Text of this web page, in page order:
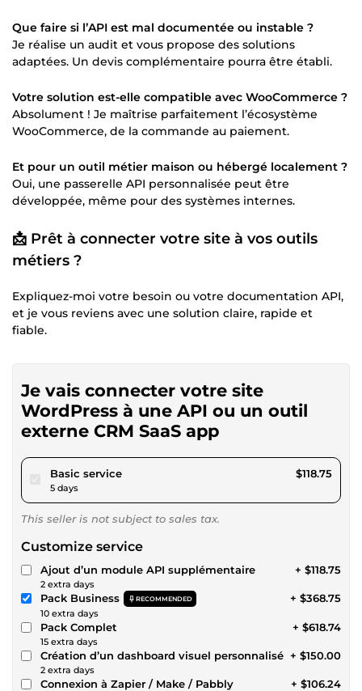
Que faire si l’API est mal documentée ou instable ?
Je réalise un audit et vous propose des solutions
adaptées. Un devis complémentaire pourra être établi.
Votre solution est-elle compatible avec WooCommerce ?
Absolument ! Je maîtrise parfaitement l’écosystème
WooCommerce, de la commande au paiement.
Et pour un outil métier maison ou hébergé localement ?
Oui, une passerelle API personnalisée peut être
développée, même pour des systèmes internes.
📩 Prêt à connecter votre site à vos outils
métiers ?
Expliquez-moi votre besoin ou votre documentation API,
et je vous reviens avec une solution claire, rapide et
fiable.
Je vais connecter votre site
WordPress à une API ou un outil
externe CRM SaaS app
Basic servicepour $109.45
5 days
$118.75
This seller is not subject to sales tax.
Customize service
Ajout d’un module API supplémentaire
2 extra days
+ $118.75
Pack Business RECOMMENDED
10 extra days
+ $368.75
Pack Complet
15 extra days
+ $618.74
Création d’un dashboard visuel personnalisé
2 extra days
+ $150.00
Connexion à Zapier / Make / Pabbly + $106.24